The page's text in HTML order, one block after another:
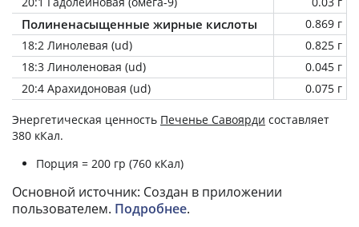
Полиненасыщенные жирные кислоты
0.869 г
18:2 Линолевая (ud)
0.825 г
18:3 Линоленовая (ud)
0.045 г
20:4 Арахидоновая (ud)
0.075 г
Энергетическая ценность Печенье Савоярди составляет
380 кКал.
Порция = 200 гр (760 кКал)
Основной источник: Создан в приложении
пользователем. Подробнее.